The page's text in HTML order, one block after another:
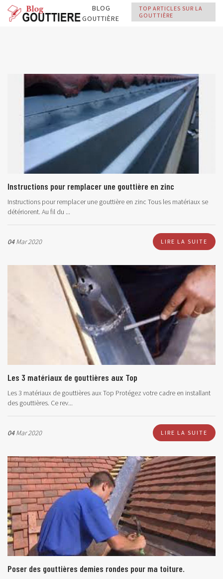
BLOG
GOUTTIÈRE
TOP ARTICLES SUR LA
GOUTTIÈRE
Instructions pour remplacer une gouttière en zinc
Instructions pour remplacer une gouttière en zinc Tous les matériaux se
détériorent. Au fil du ...
04Mar 2020 LIRE LA SUITE
Les 3 matériaux de gouttières aux Top
Les 3 matériaux de gouttières aux Top Protégez votre cadre en installant
des gouttières. Ce rev...
04Mar 2020 LIRE LA SUITE
Poser des gouttières demies rondes pour ma toiture.